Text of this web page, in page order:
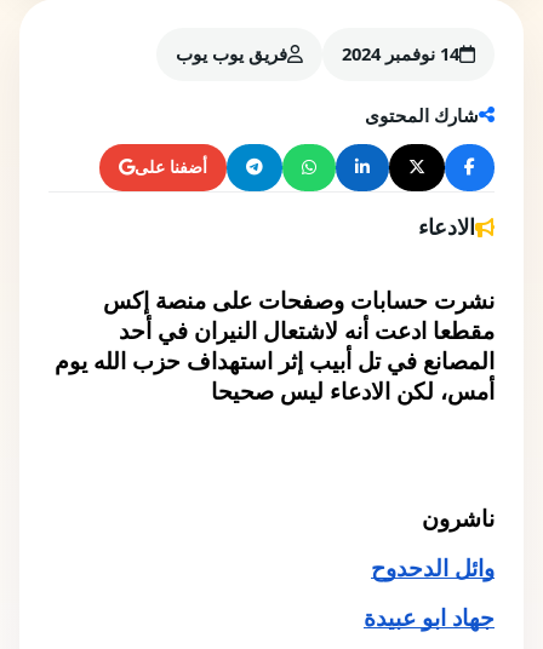
14 نوفمبر 2024 فريق يوب يوب
شارك المحتوى
أضفنا على
الادعاء
أمس، لكن الادعاء ليس صحيحا
ناشرون
وائل الدحدوح
جهاد ابو عبيدة